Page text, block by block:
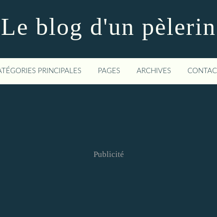
Le blog d'un pèlerin
PRINCIPALES PAGES ARCHIVES
Publicité